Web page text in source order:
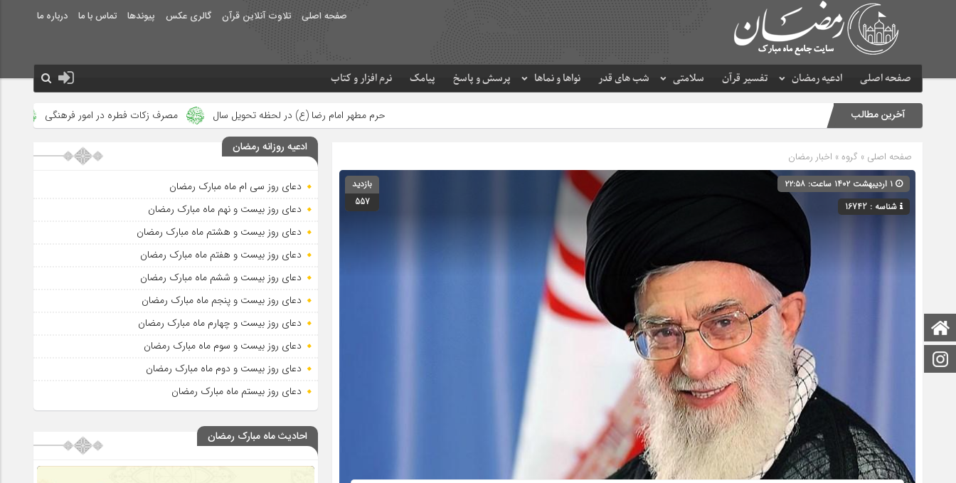
صفحه اصلی تلاوت آنلاین قرآن گالری عکس پیوندها تماس با ما درباره ما
صفحه اصلی ادعیه رمضان تفسیر قرآن سلامتی شب های قدر نواها و نماها پرسش و پاسخ پیامک نرم افزار و کتاب
آخرین مطالب حرم مطهر امام رضا (ع) در لحظه تحویل سال مصرف زکات فطره در امور فرهنگی جلوه‌های بزرگ نصرت
صفحه اصلی » گروه » اخبار رمضان
شناسه : 16742
بازدید
557
ادعیه روزانه رمضان
دعای روز سی ام ماه مبارک رمضان
دعای روز بیست و نهم ماه مبارک رمضان
دعای روز بیست و هشتم ماه مبارک رمضان
دعای روز بیست و هفتم ماه مبارک رمضان
دعای روز بیست و ششم ماه مبارک رمضان
دعای روز بیست و پنجم ماه مبارک رمضان
دعای روز بیست و چهارم ماه مبارک رمضان
دعای روز بیست و سوم ماه مبارک رمضان
دعای روز بیست و دوم ماه مبارک رمضان
دعای روز بیستم ماه مبارک رمضان
احادیث ماه مبارک رمضان